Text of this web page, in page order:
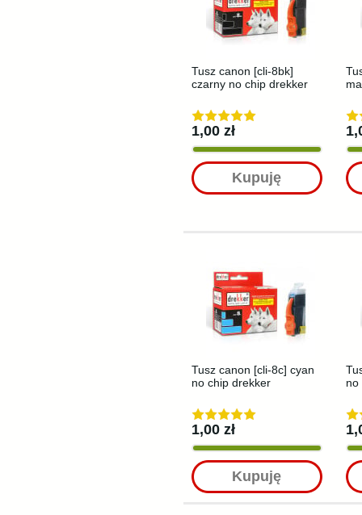
Tusz canon [cli-8bk]
czarny no chip drekker
1,00 zł
Kupuję
Tusz canon [cli-8c] cyan
no chip drekker
1,00 zł
Kupuję
no